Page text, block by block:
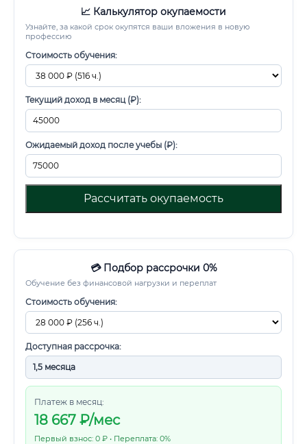
📈 Калькулятор окупаемости
Узнайте, за какой срок окупятся ваши вложения в новую
профессию
Стоимость обучения:
Текущий доход в месяц (₽):
Ожидаемый доход после учебы (₽):
Рассчитать окупаемость
💳 Подбор рассрочки 0%
Обучение без финансовой нагрузки и переплат
Стоимость обучения:
Доступная рассрочка:
Платеж в месяц:
18 667 ₽/мес
Первый взнос: 0 ₽ • Переплата: 0%